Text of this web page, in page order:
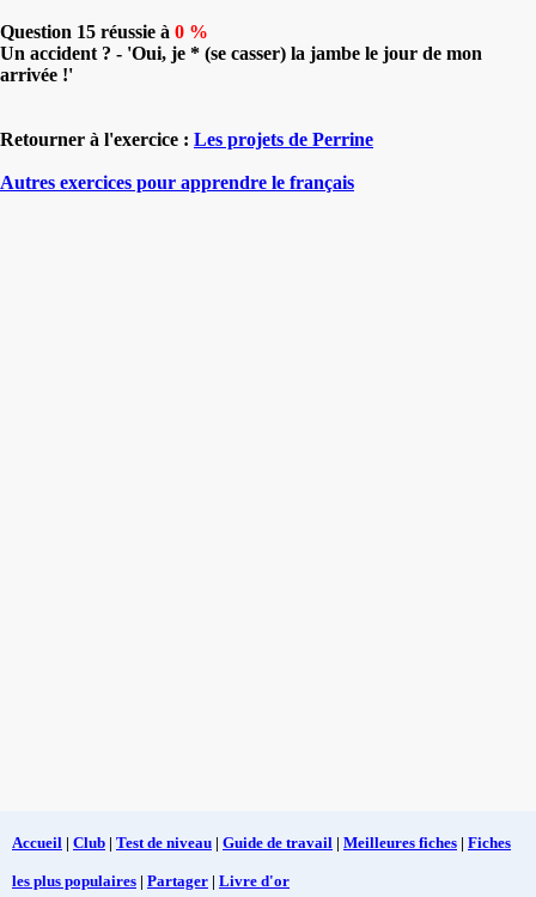
Question 15 réussie à 0 %
Un accident ? - 'Oui, je * (se casser) la jambe le jour de mon
arrivée !'
Retourner à l'exercice : Les projets de Perrine
Autres exercices pour apprendre le français
Accueil | Club | Test de niveau | Guide de travail | Meilleures fiches | Fiches
les plus populaires | Partager | Livre d'or